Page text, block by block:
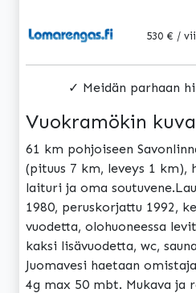
530 € /
✓ Meidän parhaan
Vuokramökin
61 km pohjoiseen
(pituus 7 km, leveys 1 km),
laituri ja oma
1980, peruskorjattu 1992,
vuodetta, olohuoneessa
kaksi lisävuodetta, wc,
Juomavesi haetaan
4g max 50 mbt. Mukava ja